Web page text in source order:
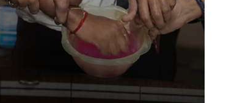
১২৫ দিনের কাজে ভুয়ো জব কার্ডের বিরুদ্ধে কড়া
অভিযান, অবৈধ চিহ্নিত ২১ লক্ষের বেশি কার্ড
‘ছবি তুলে এলাকায় দাদাগিরি চলবে না!’ বিজেপি কর্মীদের
কড়া হুঁশিয়ারি জিতেন্দ্র তিওয়ারির